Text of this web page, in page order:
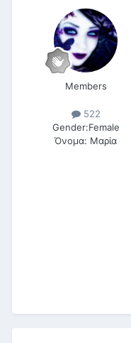
Members
522
Gender:Female
Όνομα: Μαρία